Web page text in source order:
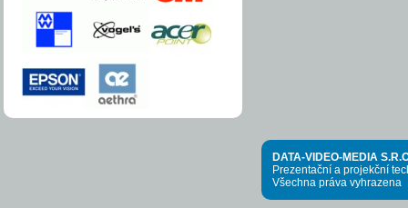
DATA-VIDEO-MEDIA
Prezentační a projekční
Všechna práva vyhrazena